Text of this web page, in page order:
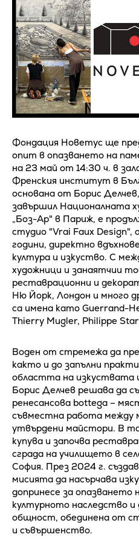
Фондация Новетус ще
опит в опазването на
на 23 май от 14:30 ч. в
Френския институт в
основана от Борис
завършил Националната
„Боз-Ар" в Париж, е
студио "Vrai Faux Design",
години, директно
култура и изкуство. С
художници и занаятчии
реставрационни и
Ню Йорк, Лондон и много
са имена като Guerrand-
Thierry Mugler, Philippe
Воден от стремежа да
както и до запълни
областта на изкуствата
Борис Делчев решава да
ренесансова bottega –
съвместна работа между
утвърдени майстори. В
купува и започва
сграда на училището в
София. През 2024 г.
мисията да насърчава
допринесе за опазването
културното наследство и
общност, обединена от
и съвършенство.